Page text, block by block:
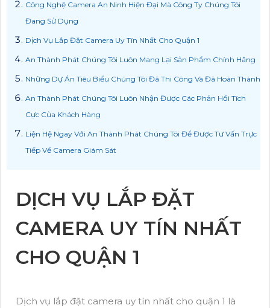
Công Nghệ Camera An Ninh Hiện Đại Mà Công Ty Chúng Tôi
Đang Sử Dụng
Dịch Vụ Lắp Đặt Camera Uy Tín Nhất Cho Quận 1
An Thành Phát Chúng Tôi Luôn Mang Lại Sản Phẩm Chính Hãng
Những Dự Án Tiêu Biểu Chúng Tôi Đã Thi Công Và Đã Hoàn Thành
An Thành Phát Chúng Tôi Luôn Nhận Được Các Phản Hồi Tích
Cực Của Khách Hàng
Liện Hệ Ngay Với An Thành Phát Chúng Tôi Để Được Tư Vấn Trực
Tiếp Về Camera Giám Sát
DỊCH VỤ LẮP ĐẶT
CAMERA UY TÍN NHẤT
CHO QUẬN 1
Dịch vụ lắp đặt camera uy tín nhất cho quận 1 là